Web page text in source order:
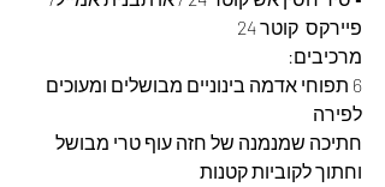
פיירקס  קוטר 24
מרכיבים:
6 תפוחי אדמה בינוניים מבושלים ומעוכים
לפירה
חתיכה שמנמנה של חזה עוף טרי מבושל
וחתוך לקוביות קטנות